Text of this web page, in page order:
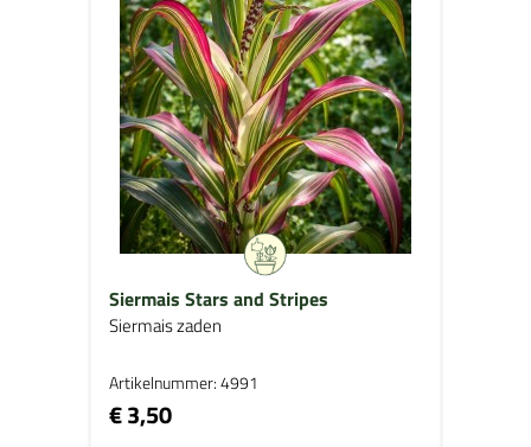
Siermais Stars and Stripes
Siermais zaden
Artikelnummer: 4991
€ 3,50